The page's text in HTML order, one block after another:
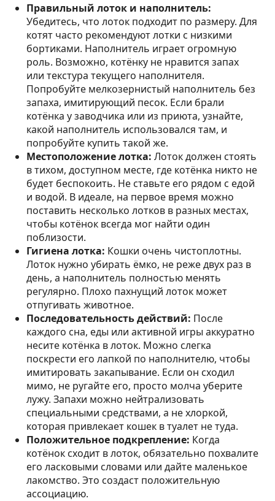
Правильный лоток и наполнитель:
Убедитесь, что лоток подходит по размеру. Для
котят часто рекомендуют лотки с низкими
бортиками. Наполнитель играет огромную
роль. Возможно, котёнку не нравится запах
или текстура текущего наполнителя.
Попробуйте мелкозернистый наполнитель без
запаха, имитирующий песок. Если брали
котёнка у заводчика или из приюта, узнайте,
какой наполнитель использовался там, и
попробуйте купить такой же.
Местоположение лотка: Лоток должен стоять
в тихом, доступном месте, где котёнка никто не
будет беспокоить. Не ставьте его рядом с едой
и водой. В идеале, на первое время можно
поставить несколько лотков в разных местах,
чтобы котёнок всегда мог найти один
поблизости.
Гигиена лотка: Кошки очень чистоплотны.
Лоток нужно убирать ёмко, не реже двух раз в
день, а наполнитель полностью менять
регулярно. Плохо пахнущий лоток может
отпугивать животное.
Последовательность действий: После
каждого сна, еды или активной игры аккуратно
несите котёнка в лоток. Можно слегка
поскрести его лапкой по наполнителю, чтобы
имитировать закапывание. Если он сходил
мимо, не ругайте его, просто молча уберите
лужу. Запахи можно нейтрализовать
специальными средствами, а не хлоркой,
которая привлекает кошек в туалет не туда.
Положительное подкрепление: Когда
котёнок сходит в лоток, обязательно похвалите
его ласковыми словами или дайте маленькое
лакомство. Это создаст положительную
ассоциацию.